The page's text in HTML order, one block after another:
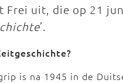
uit, die op 21
’.
is na 1945 in de